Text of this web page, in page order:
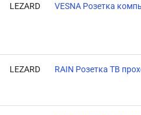
LEZARD VESNA Розетка
LEZARD RAIN Розетка ТВ